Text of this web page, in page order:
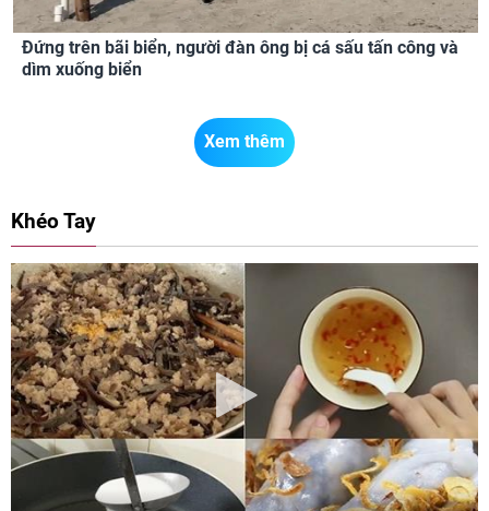
Đứng trên bãi biển, người đàn ông bị cá sấu tấn công và
dìm xuống biển
Xem thêm
Khéo Tay